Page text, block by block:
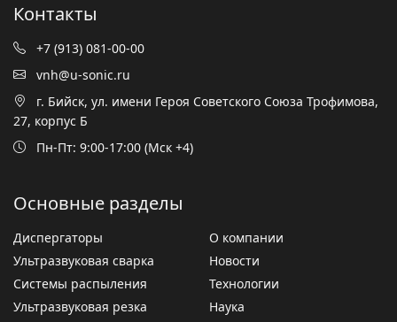
Контакты
+7 (913) 081-00-00
vnh@u-sonic.ru
г. Бийск, ул. имени Героя Советского Союза Трофимова,
27, корпус Б
Пн-Пт: 9:00-17:00 (Мск +4)
Основные разделы
Диспергаторы
Ультразвуковая сварка
Системы распыления
Ультразвуковая резка
О компании
Новости
Технологии
Наука